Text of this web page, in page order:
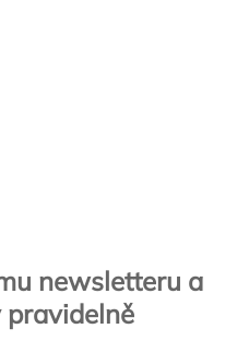
newsletteru a
pravidelně